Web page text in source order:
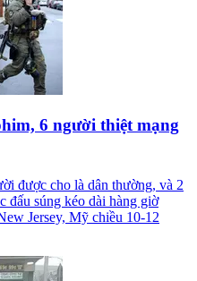
6 người thiệt mạng
được cho là dân thường, và 2
đấu súng kéo dài hàng giờ
Jersey, Mỹ chiều 10-12